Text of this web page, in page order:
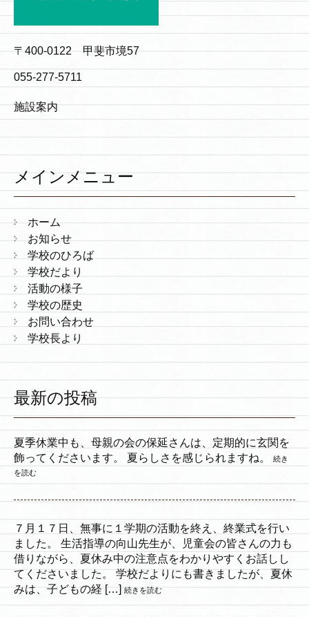
〒400-0122 甲斐市境57
055-277-5711
施設案内
メインメニュー
ホーム
お知らせ
学校のひろば
学校だより
活動の様子
学校の歴史
お問い合わせ
学校長より
最新の投稿
夏季休業中も、母親の会の保延さんは、定期的に玄関を
飾ってくださいます。 夏らしさを感じられますね。
続き
を読む
７月１７日、無事に１学期の活動を終え、終業式を行い
ました。 生活指導の向山先生が、児童会の皆さんの力も
借りながら、夏休み中の注意点をわかりやすくお話しし
てくださいました。 学校だよりにも書きましたが、夏休
みは、子どもの経 […] 続きを読む